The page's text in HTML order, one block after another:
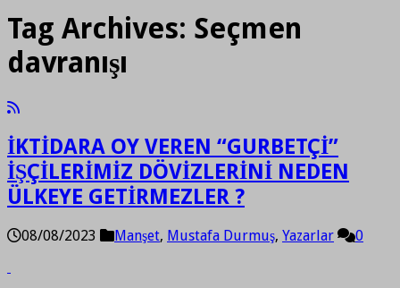
Tag Archives: Seçmen
davranışı
İKTİDARA OY VEREN “GURBETÇİ”
İŞÇİLERİMİZ DÖVİZLERİNİ NEDEN
ÜLKEYE GETİRMEZLER ?
08/08/2023 Manşet, Mustafa Durmuş, Yazarlar 0